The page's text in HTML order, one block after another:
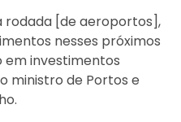
rodada [de aeroportos],
nesses próximos
em investimentos
ministro de Portos e